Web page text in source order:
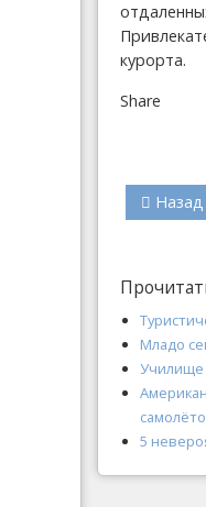
курорта.
Share
Назад
Младо
Училище
5